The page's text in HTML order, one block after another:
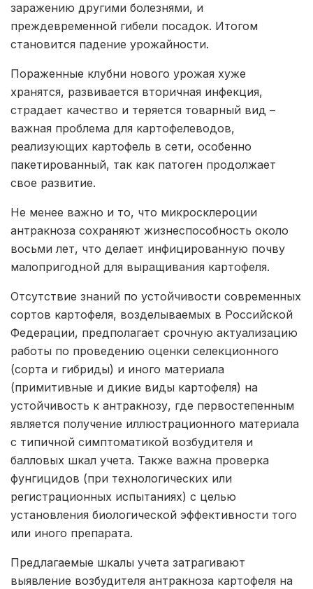
заражению другими болезнями, и
преждевременной гибели посадок. Итогом
становится падение урожайности.
Пораженные клубни нового урожая хуже
хранятся, развивается вторичная инфекция,
страдает качество и теряется товарный вид –
важная проблема для картофелеводов,
реализующих картофель в сети, особенно
пакетированный, так как патоген продолжает
свое развитие.
Не менее важно и то, что микросклероции
антракноза сохраняют жизнеспособность около
восьми лет, что делает инфицированную почву
малопригодной для выращивания картофеля.
Отсутствие знаний по устойчивости современных
сортов картофеля, возделываемых в Российской
Федерации, предполагает срочную актуализацию
работы по проведению оценки селекционного
(сорта и гибриды) и иного материала
(примитивные и дикие виды картофеля) на
устойчивость к антракнозу, где первостепенным
является получение иллюстрационного материала
с типичной симптоматикой возбудителя и
балловых шкал учета. Также важна проверка
фунгицидов (при технологических или
регистрационных испытаниях) с целью
установления биологической эффективности того
или иного препарата.
Предлагаемые шкалы учета затрагивают
выявление возбудителя антракноза картофеля на